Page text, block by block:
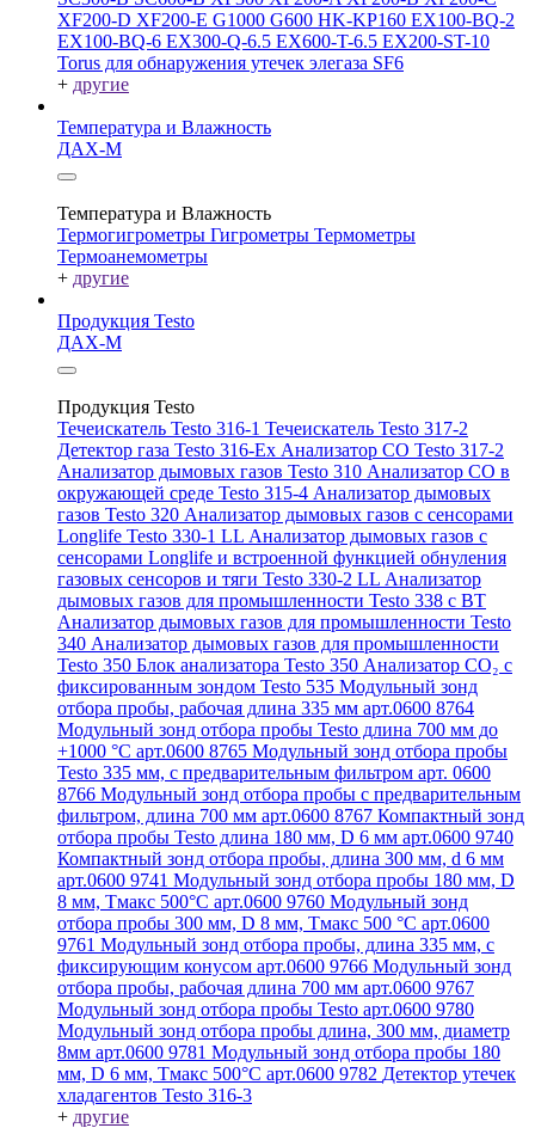
XF200-D XF200-E G1000 G600 HK-KP160 EX100-BQ-2
EX100-BQ-6 EX300-Q-6.5 EX600-T-6.5 EX200-ST-10
Torus для обнаружения утечек элегаза SF6
+ другие
Температура и Влажность
ДАХ-М
Температура и Влажность
Термогигрометры Гигрометры Термометры
Термоанемометры
+ другие
Продукция Testo
ДАХ-М
Продукция Testo
Течеискатель Testo 316-1 Течеискатель Testo 317-2
Детектор газа Testo 316-Ex Анализатор CO Testo 317-2
Анализатор дымовых газов Testo 310 Анализатор CO в
окружающей среде Testo 315-4 Анализатор дымовых
газов Testo 320 Анализатор дымовых газов с сенсорами
Longlife Testo 330-1 LL Анализатор дымовых газов с
сенсорами Longlife и встроенной функцией обнуления
газовых сенсоров и тяги Testo 330-2 LL Анализатор
дымовых газов для промышленности Testo 338 с BT
Анализатор дымовых газов для промышленности Testo
340 Анализатор дымовых газов для промышленности
Testo 350 Блок анализатора Testo 350 Анализатор СО₂ с
фиксированным зондом Testo 535 Модульный зонд
отбора пробы, рабочая длина 335 мм арт.0600 8764
Модульный зонд отбора пробы Testo длина 700 мм до
+1000 °С арт.0600 8765 Модульный зонд отбора пробы
Testo 335 мм, с предварительным фильтром арт. 0600
8766 Модульный зонд отбора пробы с предварительным
фильтром, длина 700 мм арт.0600 8767 Компактный зонд
отбора пробы Testo длина 180 мм, D 6 мм арт.0600 9740
Компактный зонд отбора пробы, длина 300 мм, d 6 мм
арт.0600 9741 Модульный зонд отбора пробы 180 мм, D
8 мм, Tмакс 500°С арт.0600 9760 Модульный зонд
отбора пробы 300 мм, D 8 мм, Tмакс 500 °C арт.0600
9761 Модульный зонд отбора пробы, длина 335 мм, с
фиксирующим конусом арт.0600 9766 Модульный зонд
отбора пробы, рабочая длина 700 мм арт.0600 9767
Модульный зонд отбора пробы Testo арт.0600 9780
Модульный зонд отбора пробы длина, 300 мм, диаметр
8мм арт.0600 9781 Модульный зонд отбора пробы 180
мм, D 6 мм, Tмакс 500°С арт.0600 9782 Детектор утечек
хладагентов Testo 316-3
+ другие